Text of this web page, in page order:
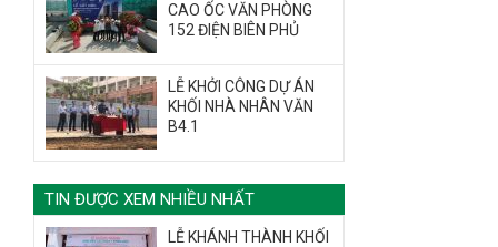
CAO ỐC VĂN PHÒNG
152 ĐIỆN BIÊN PHỦ
LỄ KHỞI CÔNG DỰ ÁN
KHỐI NHÀ NHÂN VĂN
B4.1
TIN ĐƯỢC XEM NHIỀU NHẤT
LỄ KHÁNH THÀNH KHỐI